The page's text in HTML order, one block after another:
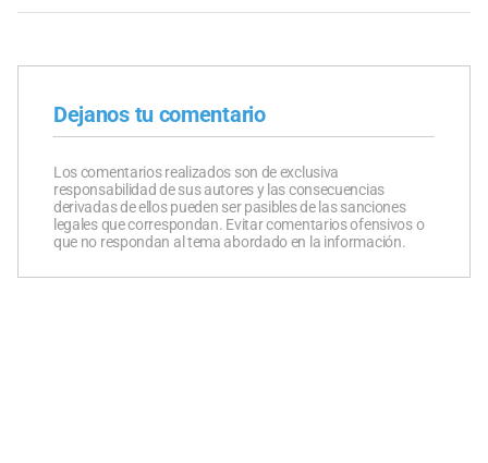
Dejanos tu comentario
Los comentarios realizados son de exclusiva
responsabilidad de sus autores y las consecuencias
derivadas de ellos pueden ser pasibles de las sanciones
legales que correspondan. Evitar comentarios ofensivos o
que no respondan al tema abordado en la información.